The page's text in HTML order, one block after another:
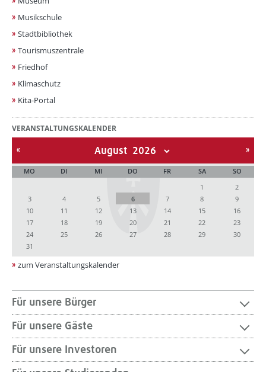
Musikschule
Stadtbibliothek
Tourismuszentrale
Friedhof
Klimaschutz
Kita-Portal
VERANSTALTUNGSKALENDER
August
MO DI MI DO FR SA
SO
1
2
3
4 5 6 7 8
9
10
11 12 13 14 15
16
17
18 19 20 21 22
23
24
25 26 27 28 29
30
31
zum Veranstaltungskalender
Für unsere Bürger
Für unsere Gäste
Für unsere Investoren